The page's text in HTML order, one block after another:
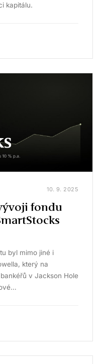
kapitálu.
10. 9. 2025
fondu
byl mimo jiné i
který na
v Jackson Hole